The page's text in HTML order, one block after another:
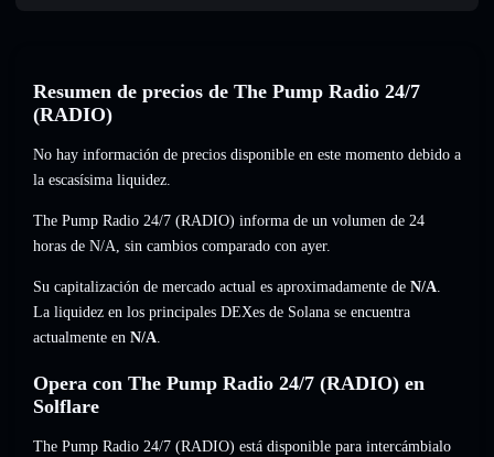
Resumen de precios de The Pump Radio 24/7
(RADIO)
No hay información de precios disponible en este momento debido a
la escasísima liquidez.
The Pump Radio 24/7 (RADIO) informa de un volumen de 24
horas de N/A, sin cambios comparado con ayer.
Su capitalización de mercado actual es aproximadamente de N/A.
La liquidez en los principales DEXes de Solana se encuentra
actualmente en N/A.
Opera con The Pump Radio 24/7 (RADIO) en
Solflare
The Pump Radio 24/7 (RADIO) está disponible para intercámbialo